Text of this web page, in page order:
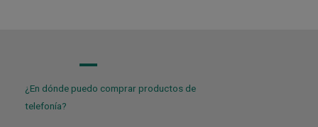
A
¿En dónde puedo comprar productos de
telefonía?